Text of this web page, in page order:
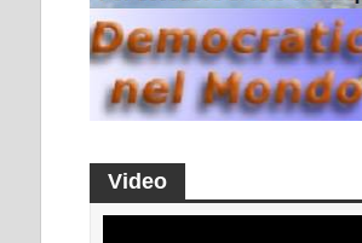
Video